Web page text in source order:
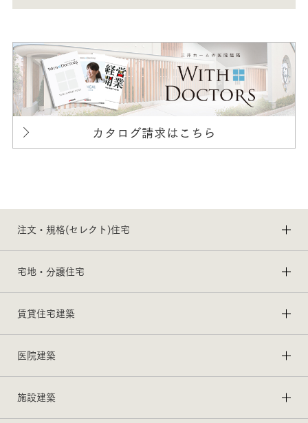
カタログ請求はこちら
注文・規格(セレクト)住宅
宅地・分譲住宅
賃貸住宅建築
医院建築
施設建築